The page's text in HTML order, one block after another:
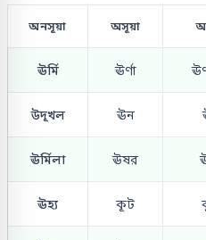
অনসূয়া অসূয়া
ঊর্মি ঊর্ণা
উদূখল ঊন
ঊর্মিলা ঊষর
ঊহ্য কূট